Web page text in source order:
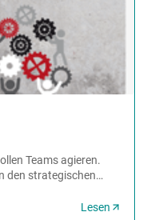
Teams agieren.
den strategischen
Lesen